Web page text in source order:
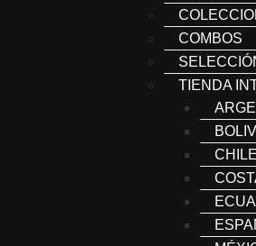
COMBOS
TIENDA
CHILE